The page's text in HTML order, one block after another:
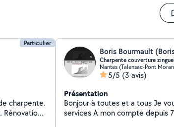
Particulier
charpente.
Rénovation
Charpente couverture
Nantes (Talensac-Pont
5/5 (3 avis)
Présentation
Bonjour à toutes et a tous Je
services A mon compte